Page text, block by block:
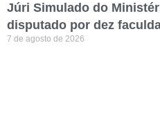
Júri Simulado do
disputado por dez
7 de agosto de 2026